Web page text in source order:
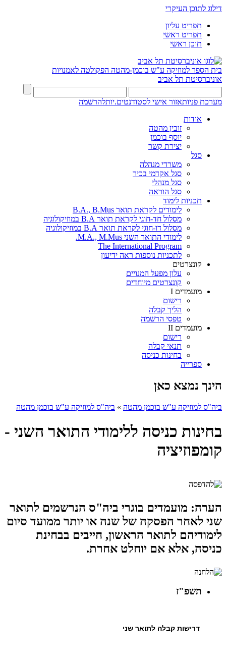
דילוג לתוכן העיקרי
תפריט עליון
תפריט ראשי
תוכן ראשי
בית הספר למוזיקה ע"ש בוכמן-מהטה הפקולטה לאמנויות
אוניברסיטת תל אביב
מערכת פניותאזור אישי לסטודנטים.יותלהרשמה
אודות
זובין מהטה
יוסף בוכמן
יצירת קשר
סגל
משרדי מנהלה
סגל אקדמי בכיר
סגל מנהלי
סגל הוראה
תכניות לימוד
לימודים לקראת תואר B.A., B.Mus
מסלול חד-חוגי לקראת תואר B.A במוזיקולוגיה
מסלול דו-חוגי לקראת תואר B.A במוזיקולוגיה
לימודי התואר השני M.A., M.Mus.
The International Program
לתכניות נוספות ראה ידיעון
קונצרטים
עלון מפעל המנויים
קונצרטים מיוחדים
מועמדים I
רישום
הליך קבלה
טפסי הרשמה
מועמדים II
רישום
תנאי קבלה
בחינות כניסה
ספרייה
הינך נמצא כאן
ביה"ס למוזיקה ע"ש בוכמן מהטה » ביה"ס למוזיקה ע"ש בוכמן מהטה
בחינות כניסה ללימודי התואר השני -
קומפוזיציה
הערה: מועמדים בוגרי ביה"ס הנרשמים לתואר
שני לאחר הפסקה של שנה או יותר ממועד סיום
לימודיהם לתואר הראשון, חייבים בבחינת
כניסה, אלא אם יוחלט אחרת.
תשפ"ז
דרישות קבלה לתואר שני